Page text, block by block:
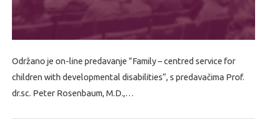
Održano je on-line predavanje ”Family – centred service for
children with developmental disabilities“, s predavačima Prof.
dr.sc. Peter Rosenbaum, M.D.,…